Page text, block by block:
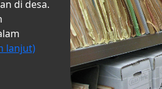
di desa.
lanjut)